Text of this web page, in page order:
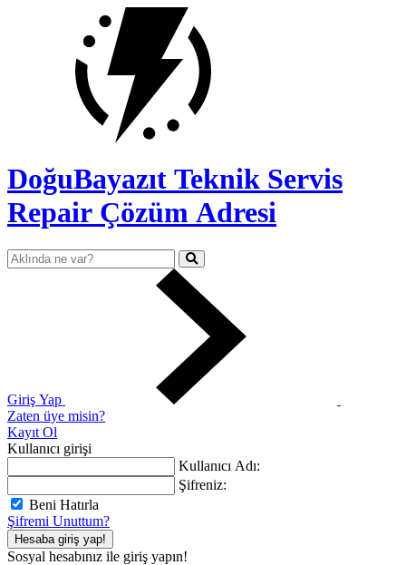
DoğuBayazıt Teknik Servis
Repair Çözüm Adresi
Giriş Yap
Zaten üye misin?
Kayıt Ol
Kullanıcı girişi
Kullanıcı Adı:
Şifreniz:
Beni Hatırla
Şifremi Unuttum?
Hesaba giriş yap!
Sosyal hesabınız ile giriş yapın!